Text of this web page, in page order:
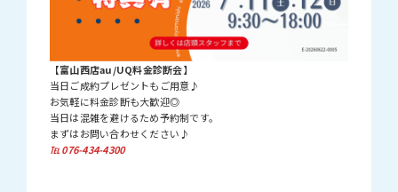
【富山西店au/UQ料金診断会】
当日ご成約プレゼントもご用意♪
お気軽に料金診断も大歓迎◎
当日は混雑を避けるため予約制です。
まずはお問い合わせください♪
℡ 076-434-4300